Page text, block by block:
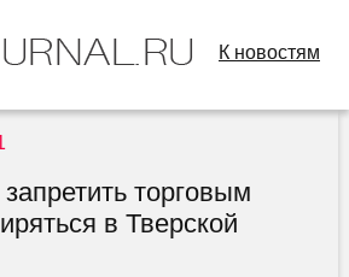
К новостям
торговым
в Тверской